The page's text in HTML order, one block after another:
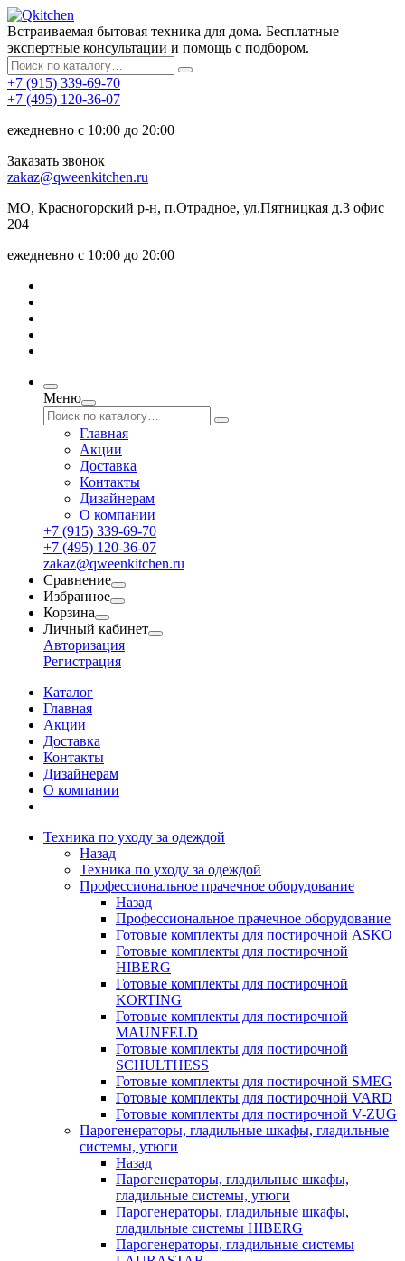
Встраиваемая бытовая техника для дома. Бесплатные
экспертные консультации и помощь с подбором.
+7 (915) 339-69-70
+7 (495) 120-36-07
ежедневно с 10:00 до 20:00
Заказать звонок
zakaz@qweenkitchen.ru
МО, Красногорский р-н, п.Отрадное, ул.Пятницкая д.3 офис
204
ежедневно с 10:00 до 20:00
Меню
Главная
Акции
Доставка
Контакты
Дизайнерам
О компании
+7 (915) 339-69-70
+7 (495) 120-36-07
zakaz@qweenkitchen.ru
Сравнение
Избранное
Корзина
Личный кабинет
Авторизация
Регистрация
Каталог
Главная
Акции
Доставка
Контакты
Дизайнерам
О компании
Техника по уходу за одеждой
Назад
Техника по уходу за одеждой
Профессиональное прачечное оборудование
Назад
Профессиональное прачечное оборудование
Готовые комплекты для постирочной ASKO
Готовые комплекты для постирочной
HIBERG
Готовые комплекты для постирочной
KORTING
Готовые комплекты для постирочной
MAUNFELD
Готовые комплекты для постирочной
SCHULTHESS
Готовые комплекты для постирочной SMEG
Готовые комплекты для постирочной VARD
Готовые комплекты для постирочной V-ZUG
Парогенераторы, гладильные шкафы, гладильные
системы, утюги
Назад
Парогенераторы, гладильные шкафы,
гладильные системы, утюги
Парогенераторы, гладильные шкафы,
гладильные системы HIBERG
Парогенераторы, гладильные системы